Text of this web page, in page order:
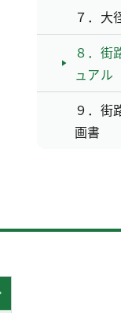
７．大
８．街
ュアル
９．街
画書